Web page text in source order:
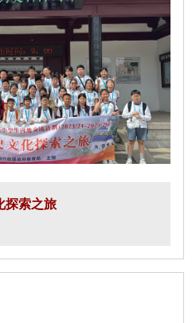
探索之旅